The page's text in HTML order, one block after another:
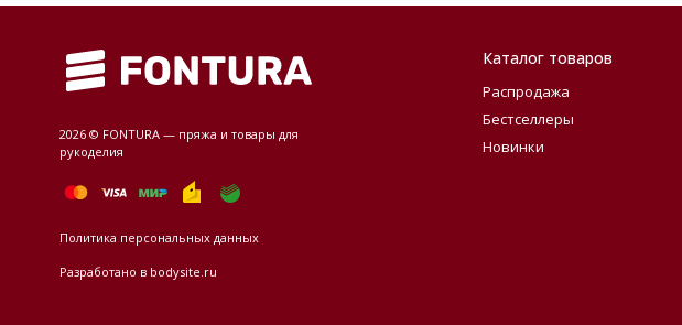
2026 © FONTURA — пряжа и товары для
рукоделия
Политика персональных данных
Разработано в bodysite.ru
Каталог товаров
Распродажа
Бестселлеры
Новинки